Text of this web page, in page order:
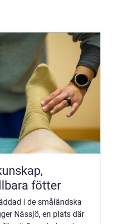
fötter
i de småländska
Nässjö, en plats där